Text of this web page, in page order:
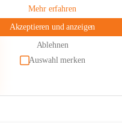
Mehr erfahren
Akzeptieren und anzeigen
Ablehnen
Auswahl merken